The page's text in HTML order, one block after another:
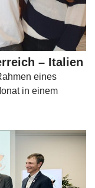
– Italien
eines
in einem